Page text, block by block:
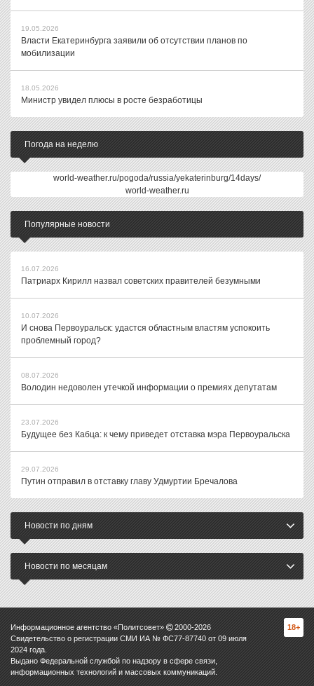
19.05.2026
Власти Екатеринбурга заявили об отсутствии планов по
мобилизации
18.05.2026
Министр увидел плюсы в росте безработицы
Погода на неделю
world-weather.ru/pogoda/russia/yekaterinburg/14days/
world-weather.ru
Популярные новости
16.07.2026
Патриарх Кирилл назвал советских правителей безумными
10.07.2026
И снова Первоуральск: удастся областным властям успокоить
проблемный город?
08.07.2026
Володин недоволен утечкой информации о премиях депутатам
23.07.2026
Будущее без Кабца: к чему приведет отставка мэра Первоуральска
29.07.2026
Путин отправил в отставку главу Удмуртии Бречалова
Новости по дням
Новости по месяцам
Информационное агентство «Политсовет» 2000-2026
Свидетельство о регистрации СМИ ИА № ФС77-87740 от 09 июля
2024 года.
Выдано Федеральной службой по надзору в сфере связи,
информационных технологий и массовых коммуникаций.
18+